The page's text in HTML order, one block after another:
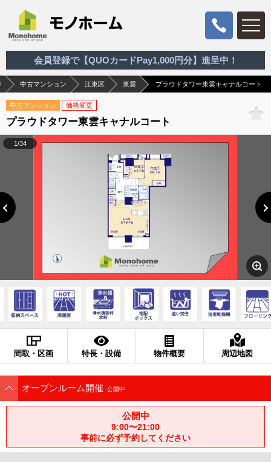
会員登録で【QUOカードPay1,000円分】進呈中！
中古マンション 江東区 東雲 プラウドタワー東雲キャナルコート
中古マンション 価格変更
プラウドタワー東雲キャナルコート
1/34
間取・区画 特長・設備 物件概要 周辺地図
オープンルーム開催 公開中
公開中
9:00〜21:00
事前に必ず予約してください